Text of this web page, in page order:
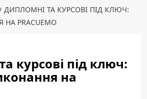
ДИПЛОМНІ ТА КУРСОВІ ПІД КЛЮЧ:
PRACUEMO
курсові під ключ:
на